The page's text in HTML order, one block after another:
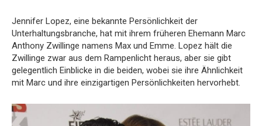
Jennifer Lopez, eine bekannte Persönlichkeit der
Unterhaltungsbranche, hat mit ihrem früheren Ehemann Marc
Anthony Zwillinge namens Max und Emme. Lopez hält die
Zwillinge zwar aus dem Rampenlicht heraus, aber sie gibt
gelegentlich Einblicke in die beiden, wobei sie ihre Ähnlichkeit
mit Marc und ihre einzigartigen Persönlichkeiten hervorhebt.